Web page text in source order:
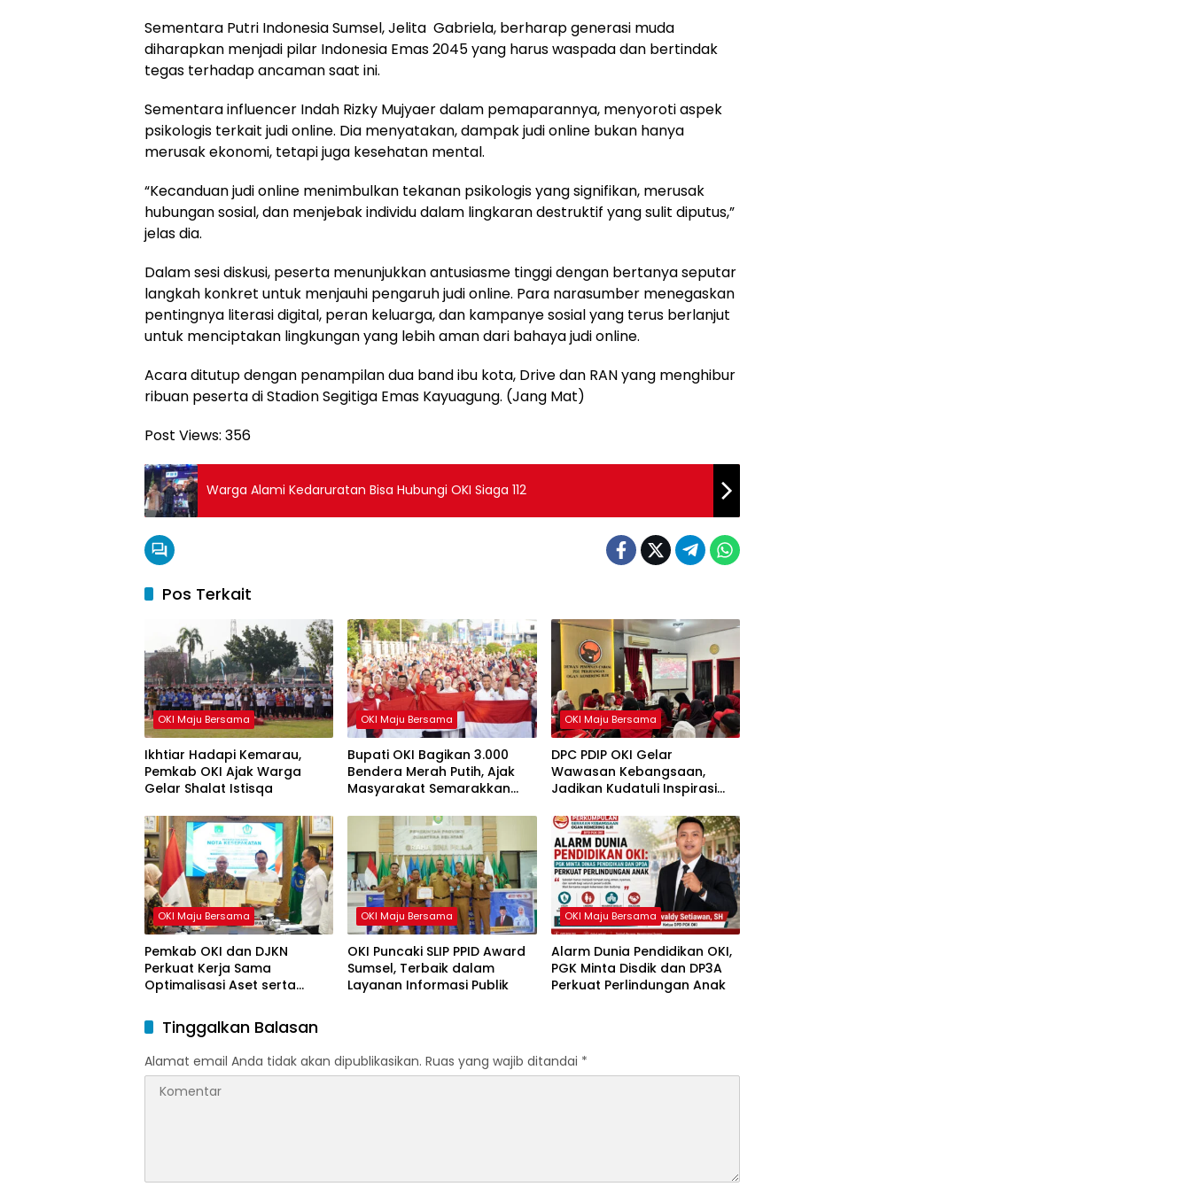
Sementara Putri Indonesia Sumsel, Jelita Gabriela, berharap generasi muda
diharapkan menjadi pilar Indonesia Emas 2045 yang harus waspada dan bertindak
tegas terhadap ancaman saat ini.
Sementara influencer Indah Rizky Mujyaer dalam pemaparannya, menyoroti aspek
psikologis terkait judi online. Dia menyatakan, dampak judi online bukan hanya
merusak ekonomi, tetapi juga kesehatan mental.
“Kecanduan judi online menimbulkan tekanan psikologis yang signifikan, merusak
hubungan sosial, dan menjebak individu dalam lingkaran destruktif yang sulit diputus,”
jelas dia.
Dalam sesi diskusi, peserta menunjukkan antusiasme tinggi dengan bertanya seputar
langkah konkret untuk menjauhi pengaruh judi online. Para narasumber menegaskan
pentingnya literasi digital, peran keluarga, dan kampanye sosial yang terus berlanjut
untuk menciptakan lingkungan yang lebih aman dari bahaya judi online.
Acara ditutup dengan penampilan dua band ibu kota, Drive dan RAN yang menghibur
ribuan peserta di Stadion Segitiga Emas Kayuagung. (Jang Mat)
Post Views: 356
Warga Alami Kedaruratan Bisa Hubungi OKI Siaga 112
Pos Terkait
OKI Maju Bersama
Ikhtiar Hadapi Kemarau,
Pemkab OKI Ajak Warga
Gelar Shalat Istisqa
OKI Maju Bersama
Bupati OKI Bagikan 3.000
Bendera Merah Putih, Ajak
Masyarakat Semarakkan
OKI Maju Bersama
DPC PDIP OKI Gelar
Wawasan Kebangsaan,
Jadikan Kudatuli Inspirasi
OKI Maju Bersama
Pemkab OKI dan DJKN
Perkuat Kerja Sama
Optimalisasi Aset serta
OKI Maju Bersama
OKI Puncaki SLIP PPID Award
Sumsel, Terbaik dalam
Layanan Informasi Publik
OKI Maju Bersama
Alarm Dunia Pendidikan OKI,
PGK Minta Disdik dan DP3A
Perkuat Perlindungan Anak
Tinggalkan Balasan
Alamat email Anda tidak akan dipublikasikan. Ruas yang wajib ditandai *